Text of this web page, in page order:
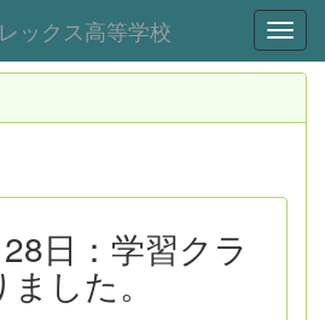
ックス高等学校
日：学習クラ
した。